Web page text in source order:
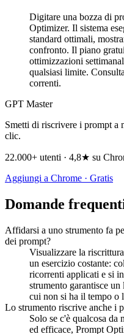
Digitare una bozza di
Optimizer. Il sistema
standard ottimali,
confronto. Il piano
ottimizzazioni
qualsiasi limite.
correnti.
GPT Master
Smetti di riscrivere i prompt a
clic.
22.000+ utenti · 4,8★ su
Aggiungi a Chrome · Gratis
Domande
Affidarsi a uno strumento fa
dei prompt?
Visualizzare la
un esercizio costante:
ricorrenti applicati e si
strumento garantisce
cui non si ha il tempo o
Lo strumento riscrive anche i
Solo se c'è qualcosa da
ed efficace, Prompt